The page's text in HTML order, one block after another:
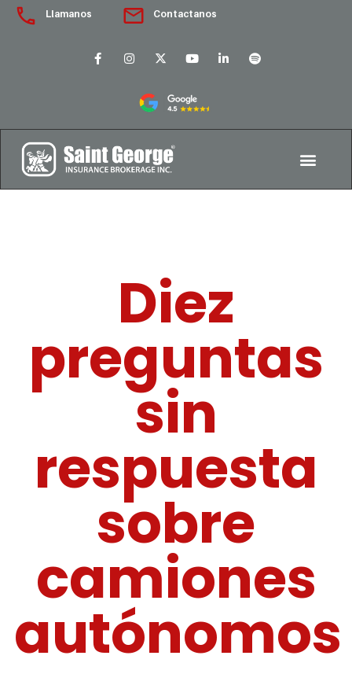
Llamanos Contactanos
Diez
preguntas
sin
respuesta
sobre
camiones
autónomos